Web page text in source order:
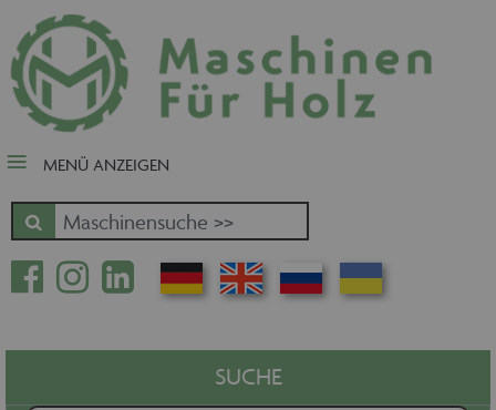
close Submenü
Nach Fertigungsschwerpunkt
Schnäppchen
Zuschnitt - Sägen
Kantenbearbeitung
Fräsen - Bohren - Hobeln - CNC
Oberfläche
Massivholz
Handling - Transportieren -
MENÜ ANZEIGEN
SUCHE